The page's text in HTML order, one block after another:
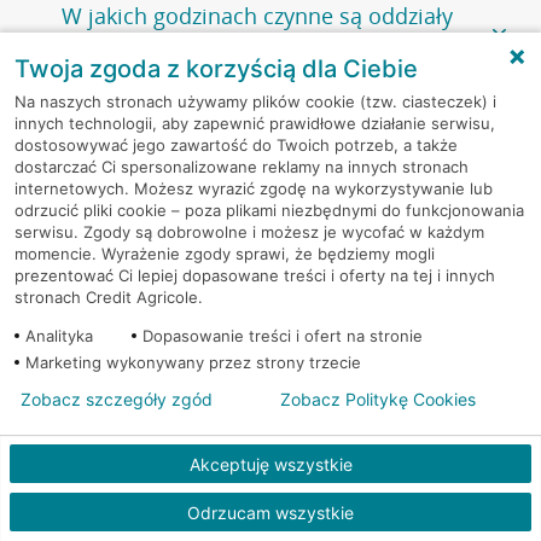
waplikacji CA24 Mobile- po zalogowaniu kliknij w ikonę
kontaktu w prawym górnym rogu, a następnie w przycisk
Umów nowe spotkanie –
zobacz jak to zrobić
wserwisie CA24 eBank
- po zalogowaniu wybierz
opcję Umów spotkanie w górnym menu.
Jeślinie jesteś jeszcze naszym klientemlubnie korzystasz
z bankowości elektronicznejmożesz umówić się na
spotkanie:
przezformularz kontaktowy na mapie–wybierz
placówkę na mapiei kliknij w przycisk Umów się z
doradcą. Po wypełnieniu formularza poczekaj na kontakt
doradcy potwierdzający wizytę lub propozycję spotkania
w innym terminie.
telefonicznie przez Infolinię CA24
A po wizycie…
Zachęcamy do podzielenia się z nami opinią o wizycie.
Wystarczy przejść na stronęOceń wizytę
odwiedzoną placówkę i wypełnić formularz w ramach
platformy Profil Firmy w Google. Dziękujemy za wszystkie
Większość naszych oddziałów czynna jest w
podobnych
godzinach. Dokładne godziny pracy uzależnione są od
Aby sprawdzić godziny pracy oddziałów, zapraszamy na
stronęPlacówki i bankomaty, na której znajduje się
wygodna wyszukiwarka. Skorzystaj z filtra "Czynne" i
wybierz interesującą Cię godzinę.
Przejdź do pytania
W jakich godzinach czynne są oddziały
Oddziały banku Credit Agricole czynne są w
standardowych, szeroko stosowanych godzinach pracy
przedsiębiorstw i urzędów. Dokładne godziny pracy
poszczególnych placówek znajdują się nanaszej stronie
internetowej.
Serdecznie zapraszamy do naszych oddziałów. Polecamy
skorzystanie z możliwości wcześniejszegoumówienia się z
doradcą w placówce bankowej
Przejdź do pytania
Zobacz wszystkie pytania
O nas
Kontakt i pomoc
Przydatne linki
Informacje i dokumenty
Twoja zgoda z korzyścią dla Ciebie
Na naszych stronach używamy plików cookie (tzw. ciasteczek) i
innych technologii, aby zapewnić prawidłowe działanie serwisu,
dostosowywać jego zawartość do Twoich potrzeb, a także
dostarczać Ci spersonalizowane reklamy na innych stronach
internetowych. Możesz wyrazić zgodę na wykorzystywanie lub
odrzucić pliki cookie – poza plikami niezbędnymi do funkcjonowania
serwisu. Zgody są dobrowolne i możesz je wycofać w każdym
momencie. Wyrażenie zgody sprawi, że będziemy mogli
prezentować Ci lepiej dopasowane treści i oferty na tej i innych
stronach Credit Agricole.
Analityka
Dopasowanie treści i ofert na stronie
Marketing wykonywany przez strony trzecie
Akceptuję wszystkie
Odrzucam wszystkie
Zobacz szczegóły zgód Zobacz Politykę Cookies